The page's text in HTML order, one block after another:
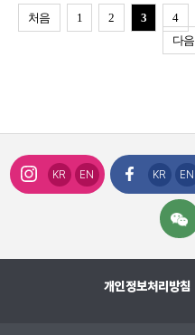
처음 1 2 3 4
다음
KR EN KR EN
개인정보처리방침